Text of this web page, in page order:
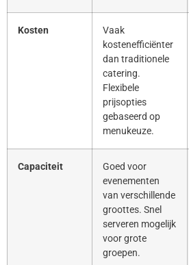
Kosten
Vaak
kostenefficiënter
dan traditionele
catering.
Flexibele
prijsopties
gebaseerd op
menukeuze.
Capaciteit
Goed voor
evenementen
van verschillende
groottes. Snel
serveren mogelijk
voor grote
groepen.